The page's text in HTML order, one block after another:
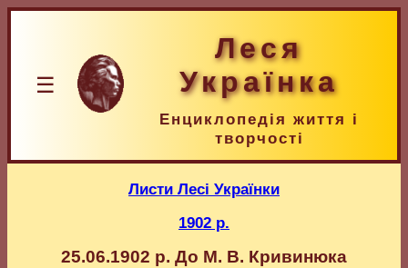
☰
Леся
Українка
Енциклопедія життя і
творчості
Листи Лесі Українки
1902 р.
25.06.1902 р. До М. В. Кривинюка